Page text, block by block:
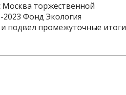
торжественной
Фонд Экология
подвел промежуточные итоги